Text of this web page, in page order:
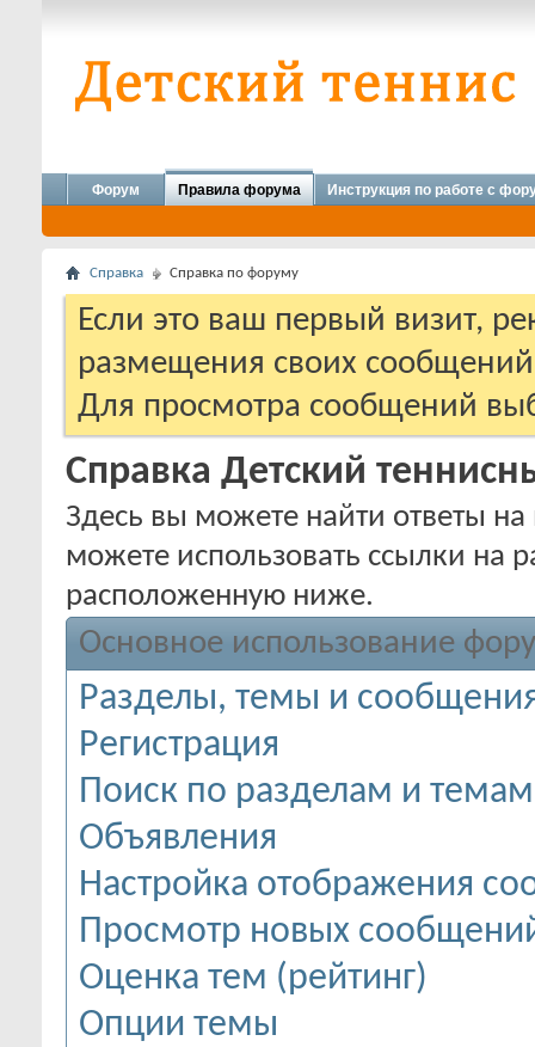
Форум Правила форума Инструкция по работе с
Справка Справка по форуму
Если это ваш первый визит,
размещения своих
Для просмотра сообщений
Справка Детский
Здесь вы можете найти ответы
можете использовать ссылки на
расположенную ниже.
Основное использование
Разделы, темы и
Регистрация
Поиск по разделам и темам
Объявления
Настройка отображения
Просмотр новых
Оценка тем (рейтинг)
Опции темы